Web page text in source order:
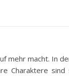
mehr macht. In
Charaktere